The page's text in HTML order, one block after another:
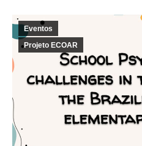
Eventos
Projeto ECOAR